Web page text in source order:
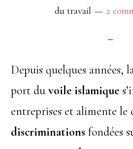
plan
du travail
2
Depuis quelques années,
port duvoile islamique
entreprises et alimente le
discriminationsfondées